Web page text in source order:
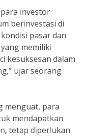
investor
berinvestasi di
pasar dan
memiliki
kesuksesan dalam
ujar seorang
menguat, para
mendapatkan
tetap diperlukan